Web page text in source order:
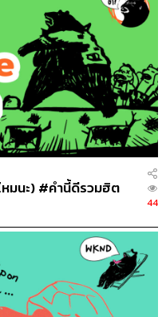
หมนะ) #คำนี้ดีรวมฮิต
44